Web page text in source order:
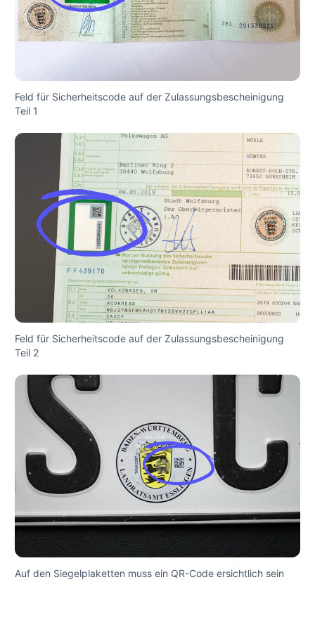
Feld für Sicherheitscode auf der Zulassungsbescheinigung
Teil 1
Feld für Sicherheitscode auf der Zulassungsbescheinigung
Teil 2
Auf den Siegelplaketten muss ein QR-Code ersichtlich sein